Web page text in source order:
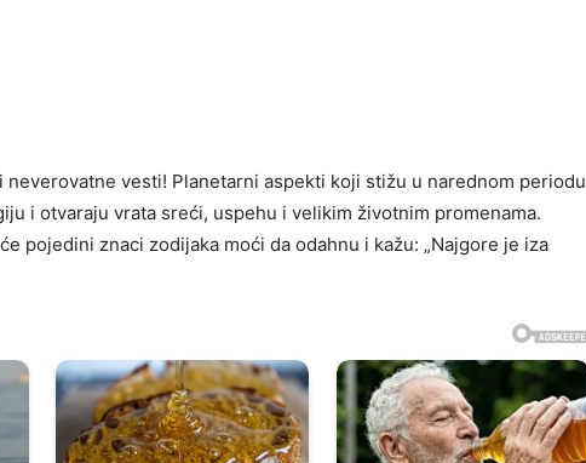
neverovatne vesti! Planetarni aspekti koji stižu u narednom periodu
i otvaraju vrata sreći, uspehu i velikim životnim promenama.
pojedini znaci zodijaka moći da odahnu i kažu: „Najgore je iza